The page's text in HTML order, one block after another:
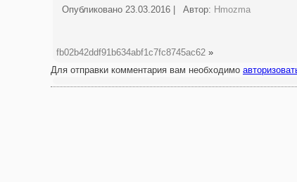
Опубликовано 23.03.2016 Автор: Hmozma
fb02b42ddf91b634abf1c7fc8745ac62 »
Для отправки комментария вам необходимо